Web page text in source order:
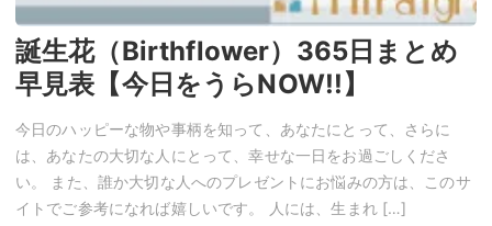
誕生花（Birthflower）365日まとめ
早見表【今日をうらNOW!!】
今日のハッピーな物や事柄を知って、あなたにとって、さらに
は、あなたの大切な人にとって、幸せな一日をお過ごしくださ
い。 また、誰か大切な人へのプレゼントにお悩みの方は、このサ
イトでご参考になれば嬉しいです。 人には、生まれ […]